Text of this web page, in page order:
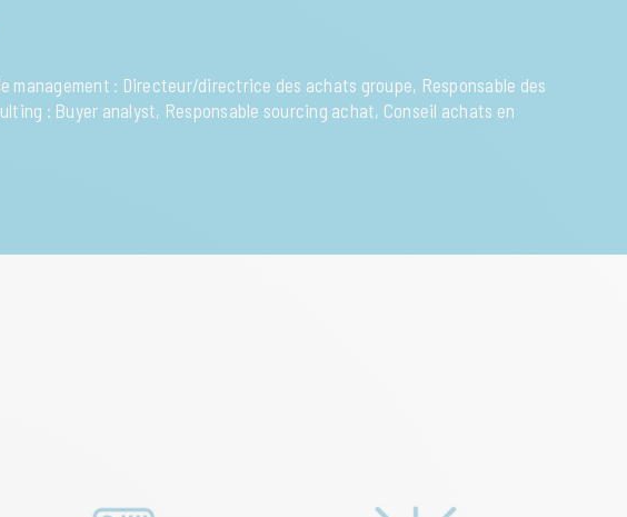
management : Directeur/directrice des achats groupe, Responsable des
: Buyer analyst, Responsable sourcing achat, Conseil achats en